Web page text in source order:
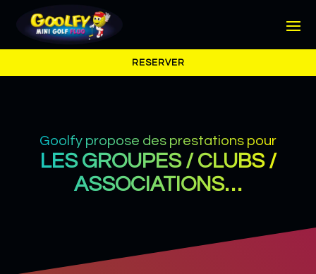
RESERVER
Goolfy propose des prestations pour
LES GROUPES / CLUBS /
ASSOCIATIONS…